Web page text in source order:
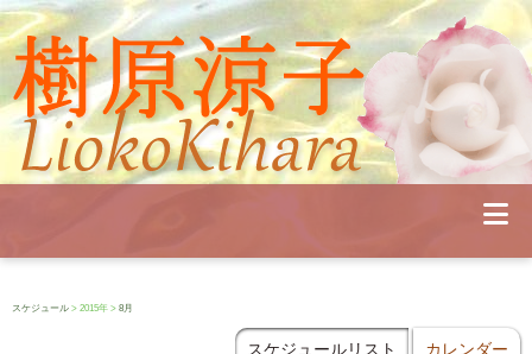
Profile
Concert
Seminar
Diary
School
スケジュール > 2015年 > 8月
スケジュールリスト カレンダー